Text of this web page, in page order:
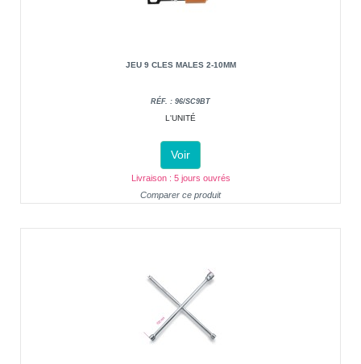
JEU 9 CLES MALES 2-10MM
RÉF. : 96/SC9BT
L'UNITÉ
Voir
Livraison : 5 jours ouvrés
Comparer ce produit